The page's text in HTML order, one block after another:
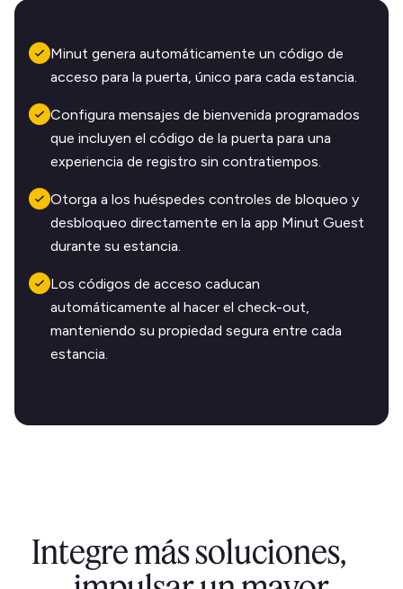
Minut genera automáticamente un código de
acceso para la puerta, único para cada estancia.
Configura mensajes de bienvenida programados
que incluyen el código de la puerta para una
experiencia de registro sin contratiempos.
Otorga a los huéspedes controles de bloqueo y
desbloqueo directamente en la app Minut Guest
durante su estancia.
Los códigos de acceso caducan
automáticamente al hacer el check-out,
manteniendo su propiedad segura entre cada
estancia.
Integre más soluciones,